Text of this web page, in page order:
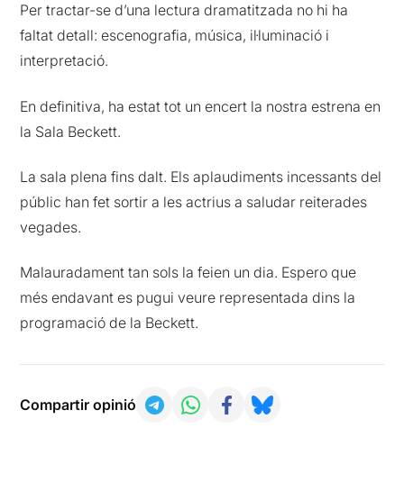
Per tractar-se d’una lectura dramatitzada no hi ha
faltat detall: escenografia, música, il·luminació i
interpretació.
En definitiva, ha estat tot un encert la nostra estrena en
la Sala Beckett.
La sala plena fins dalt. Els aplaudiments incessants del
públic han fet sortir a les actrius a saludar reiterades
vegades.
Malauradament tan sols la feien un dia. Espero que
més endavant es pugui veure representada dins la
programació de la Beckett.
Compartir opinió